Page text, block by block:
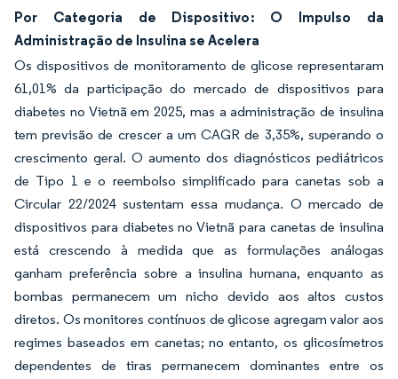
Por Categoria de Dispositivo: O Impulso da
Administração de Insulina se Acelera
Os dispositivos de monitoramento de glicose representaram
61,01% da participação do mercado de dispositivos para
diabetes no Vietnã em 2025, mas a administração de insulina
tem previsão de crescer a um CAGR de 3,35%, superando o
crescimento geral. O aumento dos diagnósticos pediátricos
de Tipo 1 e o reembolso simplificado para canetas sob a
Circular 22/2024 sustentam essa mudança. O mercado de
dispositivos para diabetes no Vietnã para canetas de insulina
está crescendo à medida que as formulações análogas
ganham preferência sobre a insulina humana, enquanto as
bombas permanecem um nicho devido aos altos custos
diretos. Os monitores contínuos de glicose agregam valor aos
regimes baseados em canetas; no entanto, os glicosímetros
dependentes de tiras permanecem dominantes entre os